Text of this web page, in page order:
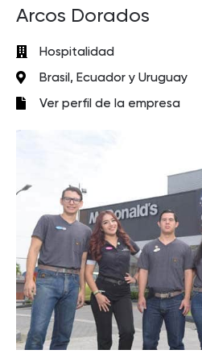
Arcos Dorados
Hospitalidad
Brasil, Ecuador y Uruguay
Ver perfil de la empresa